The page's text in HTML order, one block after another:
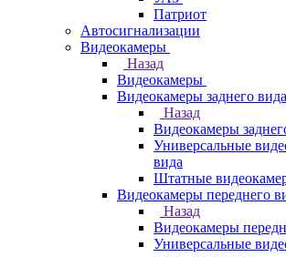
Патриот
Автосигнализации
Видеокамеры
Назад
Видеокамеры
Видеокамеры заднего вида
Назад
Видеокамеры
Универсальные
вида
Штатные
Видеокамеры переднего
Назад
Видеокамеры
Универсальные